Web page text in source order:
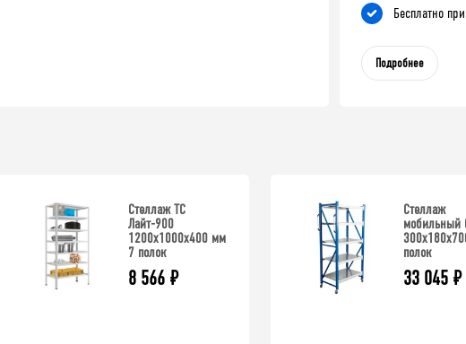
Бесплатно
Подробнее
Стеллаж ТС
Лайт-900
1200х1000х400 мм
7 полок
8 566 ₽
Стеллаж
мобильный
полок
33 045 ₽